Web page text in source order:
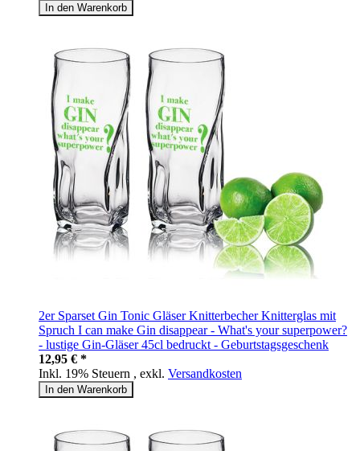
In den Warenkorb
2er Sparset Gin Tonic Gläser Knitterbecher Knitterglas mit
Spruch I can make Gin disappear - What's your superpower?
- lustige Gin-Gläser 45cl bedruckt - Geburtstagsgeschenk
12,95 € *
Inkl. 19% Steuern , exkl. Versandkosten
In den Warenkorb